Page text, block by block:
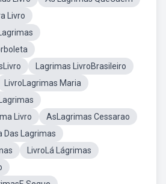
Livro
Lagrimas LivroBrasileiro
LivroLagrimas Maria
Livro
AsLagrimas Cessarao
Das Lagrimas
LivroLá Lágrimas